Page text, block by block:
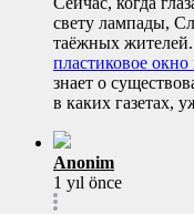
свету лампады,
таёжных жителей.
пластиковое
знает о
в каких газетах,
Anonim
1 yıl önce